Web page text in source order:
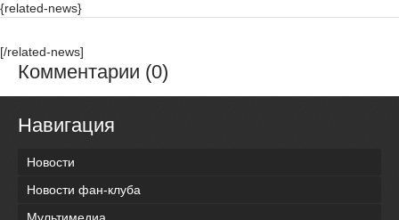
{related-news}
[/related-news]
Комментарии (0)
Навигация
Новости
Новости фан-клуба